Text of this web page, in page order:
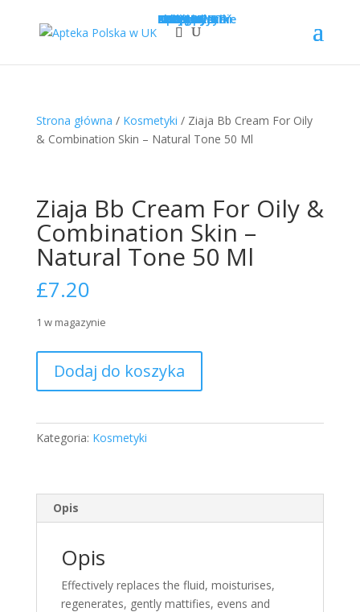
Sklep
Opcje wysyłki
Kategorie
LEKI
SUPLEMENTY
KOSMETYKI
PROMOCJE
Krótka data
Zadaj pytanie
Nowości!
0 £0.00
Strona główna / Kosmetyki / Ziaja Bb Cream For Oily
& Combination Skin – Natural Tone 50 Ml
Ziaja Bb Cream For Oily &
Combination Skin –
Natural Tone 50 Ml
£7.20
1 w magazynie
Ziaja
Bb
For
Skin
-
Dodaj do koszyka
Kategoria: Kosmetyki
Opis
Opis
Effectively replaces the fluid, moisturises,
regenerates, gently mattifies, evens and